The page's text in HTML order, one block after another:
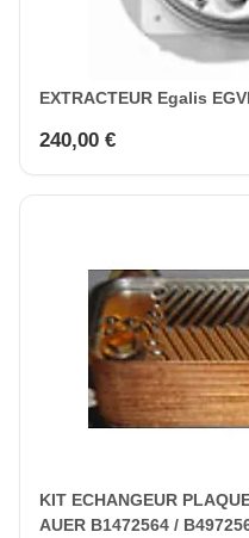
EXTRACTEUR Egalis
240,00 €
KIT ECHANGEUR
AUER B1472564 /